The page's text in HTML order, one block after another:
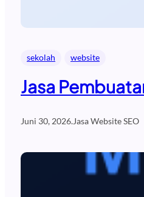
sekolah website
Jasa
Juni 30, 2026.Jasa Website SEO